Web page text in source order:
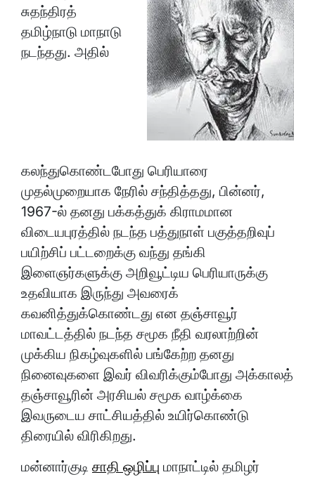
சுதந்திரத்
தமிழ்நாடு மாநாடு
நடந்தது. அதில்
கலந்துகொண்டபோது பெரியாரை
முதல்முறையாக நேரில் சந்தித்தது, பின்னர்,
1967-ல் தனது பக்கத்துக் கிராமமான
விடையபுரத்தில் நடந்த பத்துநாள் பகுத்தறிவுப்
பயிற்சிப் பட்டறைக்கு வந்து தங்கி
இளைஞர்களுக்கு அறிவூட்டிய பெரியாருக்கு
உதவியாக இருந்து அவரைக்
கவனித்துக்கொண்டது என தஞ்சாவூர்
மாவட்டத்தில் நடந்த சமூக நீதி வரலாற்றின்
முக்கிய நிகழ்வுகளில் பங்கேற்ற தனது
நினைவுகளை இவர் விவரிக்கும்போது அக்காலத்
தஞ்சாவூரின் அரசியல் சமூக வாழ்க்கை
இவருடைய சாட்சியத்தில் உயிர்கொண்டு
திரையில் விரிகிறது.
மன்னார்குடி சாதி ஒழிப்பு மாநாட்டில் தமிழர்